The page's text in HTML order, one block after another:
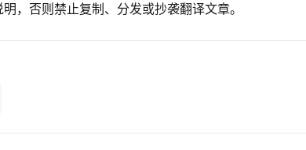
，否则禁止复制、分发或抄袭翻译文章。